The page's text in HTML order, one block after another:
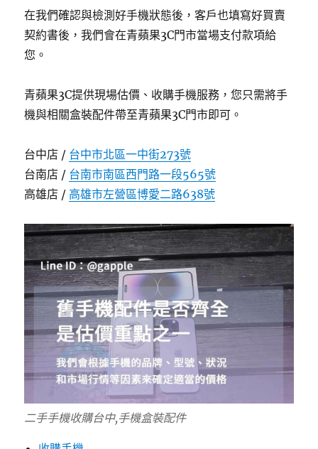
在我們確認與檢測好手機狀態後，客戶也填寫好買賣
契約書後，我們會在青蘋果3C門市當場支付款項給
您。
青蘋果3C提供現場估價、收購手機服務，您只需將手
機與相關盒裝配件帶至青蘋果3C門市即可。
台中店 / 台中市北區一中街273號
台南店 / 台南市南區西門路一段565號
高雄店 / 高雄市左營區博愛二路638號
二手手機收購台中,手機盒裝配件